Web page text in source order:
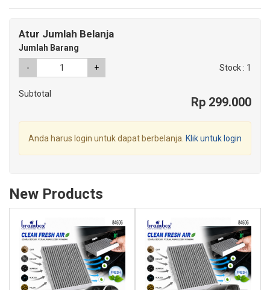
Atur Jumlah Belanja
Jumlah Barang
- + Stock : 1
Subtotal
Rp 299.000
Anda harus login untuk dapat berbelanja. Klik untuk login
New Products